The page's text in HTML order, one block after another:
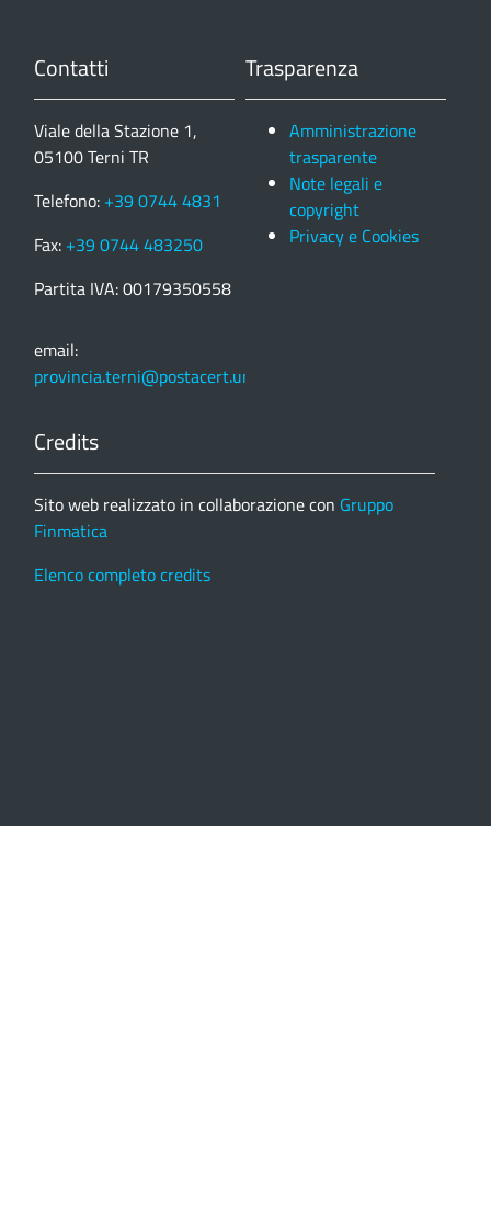
Contatti
Viale della Stazione 1,
05100 Terni TR
Telefono: +39 0744 4831
Fax: +39 0744 483250
Partita IVA: 00179350558
email:
provincia.terni@postacert.umbria.it
Trasparenza
Amministrazione
trasparente
Note legali e
copyright
Privacy e Cookies
Credits
Sito web realizzato in collaborazione con Gruppo
Finmatica
Elenco completo credits